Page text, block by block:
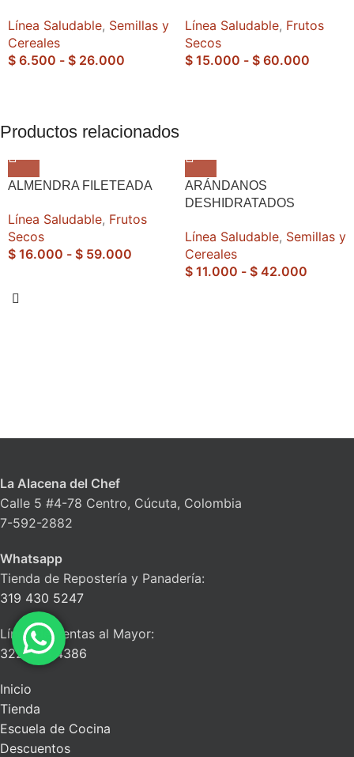
Línea Saludable, Semillas y
Cereales
$ 6.500 - $ 26.000
Línea Saludable, Frutos
Secos
$ 15.000 - $ 60.000
Productos relacionados
ALMENDRA FILETEADA
Línea Saludable, Frutos
Secos
$ 16.000 - $ 59.000
ARÁNDANOS
DESHIDRATADOS
Línea Saludable, Semillas y
Cereales
$ 11.000 - $ 42.000
La Alacena del Chef
Calle 5 #4-78 Centro, Cúcuta, Colombia
7-592-2882
Whatsapp
Tienda de Repostería y Panadería:
319 430 5247
Línea de Ventas al Mayor:
322 663 4386
Inicio
Tienda
Escuela de Cocina
Descuentos